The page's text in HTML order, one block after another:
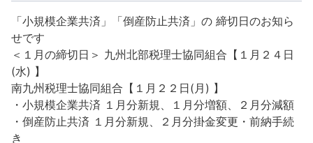
「小規模企業共済」「倒産防止共済」の 締切日のお知ら
せです
＜１月の締切日＞ 九州北部税理士協同組合【１月２４日
(水) 】
南九州税理士協同組合【１月２２日(月) 】
・小規模企業共済 １月分新規、１月分増額、２月分減額
・倒産防止共済 １月分新規、２月分掛金変更・前納手続
き